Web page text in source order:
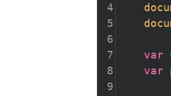
4
5
6
7
var
8
var
9